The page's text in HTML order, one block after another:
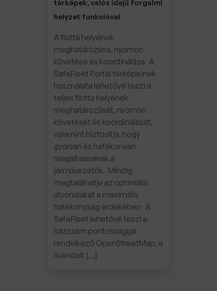
térképek, valós idejű forgalmi
helyzet funkcióval
A flotta helyének
meghatározása, nyomon
követése és koordinálása A
SafeFleet Portal térképeinek
használata lehetővé teszi a
teljes flotta helyének
meghatározását, nyomon
követését és koordinálását,
valamint biztosítja, hogy
gyorsan és hatékonyan
reagálhassanak a
járművezetők. Mindig
megtalálhatja az optimális
útvonalakat a maximális
hatékonyság érdekében A
SafeFleet lehetővé teszi a
házszám pontossággal
rendelkező OpenStreetMap, a
licencelt […]